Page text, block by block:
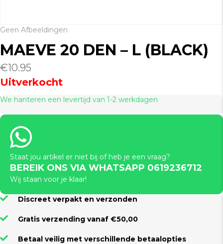
Geen Afbeeldingen
MAEVE 20 DEN – L (BLACK)
€10.95
Uitverkocht
We hanteren een levertijd van 1-2 werkdagen
Staat jou artikel er niet bij of heb je een vraag?
BEREIK ONS VIA WHATSAPP 0619236712
Wij staan voor je klaar!
Discreet verpakt en verzonden
Gratis verzending vanaf €50,00
Betaal veilig met verschillende betaalopties